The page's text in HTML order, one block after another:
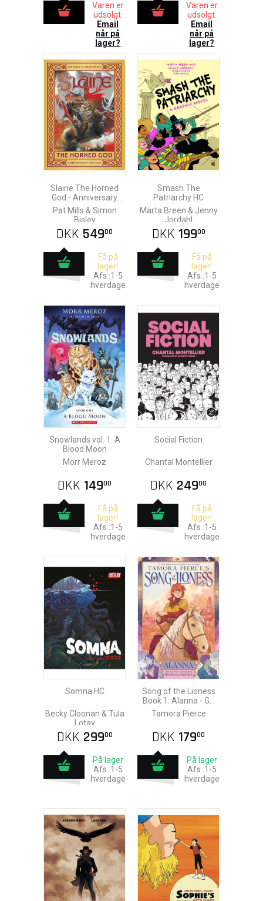
Varen er
udsolgt.
Email
når på
lager?
Varen er
udsolgt.
Email
når på
lager?
Slaine The Horned
God - Anniversary
Edition
Pat Mills & Simon
Bisley
DKK 54900
Få på
lager!
Afs.:1-5
hverdage
Smash The
Patriarchy HC
Marta Breen & Jenny
Jordahl
DKK 19900
Få på
lager!
Afs.:1-5
hverdage
Snowlands vol. 1: A
Blood Moon
Morr Meroz
DKK 14900
Få på
lager!
Afs.:1-5
hverdage
Social Fiction
Chantal Montellier
DKK 24900
Få på
lager!
Afs.:1-5
hverdage
Somna HC
Becky Cloonan & Tula
Lotay
DKK 29900
På lager
Afs.:1-5
hverdage
Song of the Lioness
Book 1: Alanna - GN
Adaptation
Tamora Pierce
DKK 17900
På lager
Afs.:1-5
hverdage